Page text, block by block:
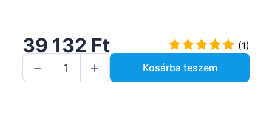
39 132 Ft
(1)
Kosárba teszem